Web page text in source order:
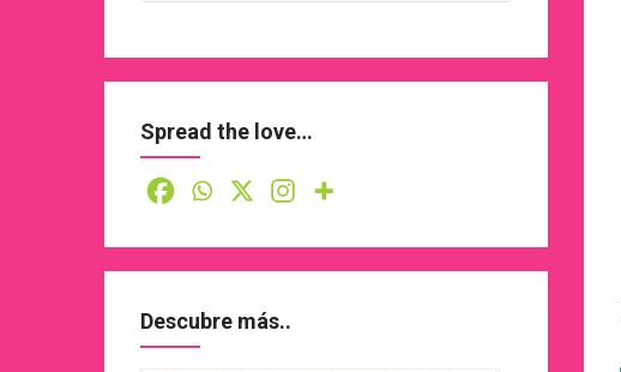
Spread the love…
Descubre más..